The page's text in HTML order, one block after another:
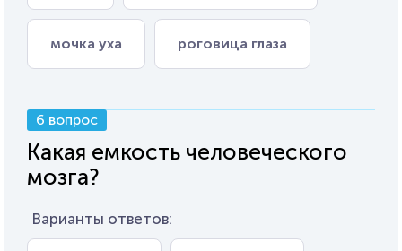
мочка уха роговица глаза
6 вопрос
Какая емкость человеческого
мозга?
Варианты ответов: